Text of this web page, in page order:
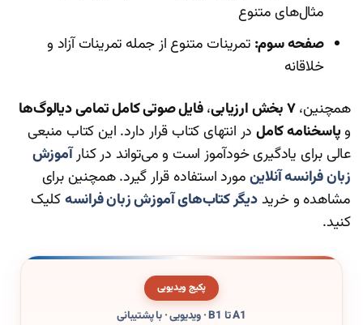
مثال‌های متنوع
صفحه سوم: تمرینات متنوع از جمله تمرینات آزاد و
خلاقانه
همچنین،۷ بخش ارزیابی ،فایل صوتی کامل تمامی دیالوگ‌ها
و پاسخنامه کامل در انتهای کتاب قرار دارد. این کتاب منبعی
عالی برای یادگیری خودآموز است و می‌تواند در کنارآموزش
زبان فرانسه آنلاینمورد استفاده قرار گیرد. همچنین برای
مشاهده و خریددیگر کتاب‌های آموزش زبان فرانسهکلیک
کنید.
پکیج ویدیویی
A1 تا B1 · ویدیویی · با پشتیبانی